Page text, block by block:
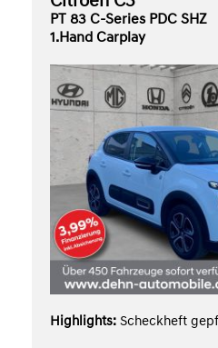
PT 83 C-Series PDC SHZ
1.Hand Carplay
Highlights: Scheckheft